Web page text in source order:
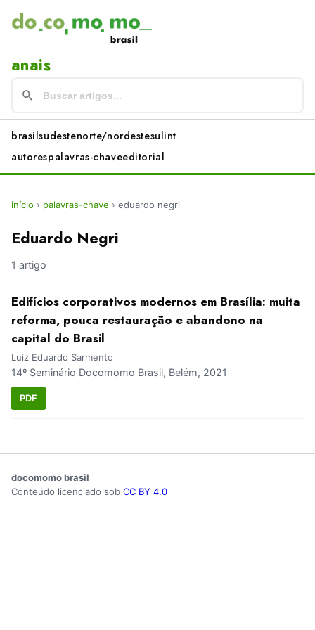
anais
brasilsudestenorte/nordestesulint
autorespalavras-chaveeditorial
início › palavras-chave › eduardo negri
Eduardo Negri
1 artigo
Edifícios corporativos modernos em Brasília: muita
reforma, pouca restauração e abandono na
capital do Brasil
Luiz Eduardo Sarmento
14º Seminário Docomomo Brasil, Belém, 2021
PDF
docomomo brasil
Conteúdo licenciado sob CC BY 4.0